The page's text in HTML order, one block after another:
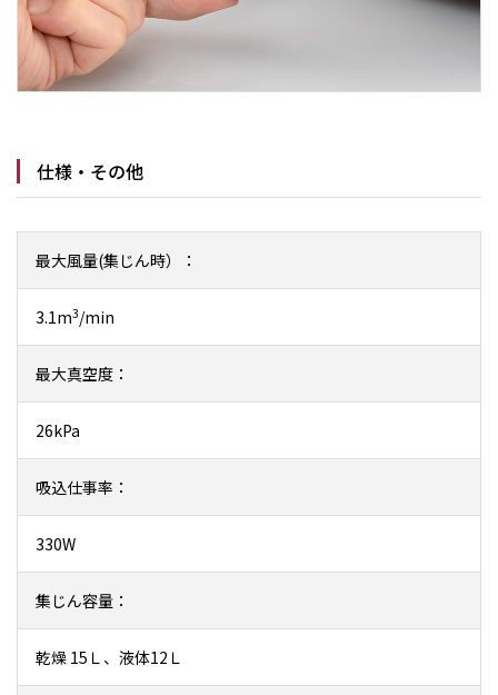
仕様・その他
最大風量(集じん時）：
3.1m3/min
最大真空度：
26kPa
吸込仕事率：
330W
集じん容量：
乾燥 15Ｌ、液体12Ｌ